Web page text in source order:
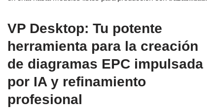
VP Desktop: Tu potente
herramienta para la creación
de diagramas EPC impulsada
por IA y refinamiento
profesional